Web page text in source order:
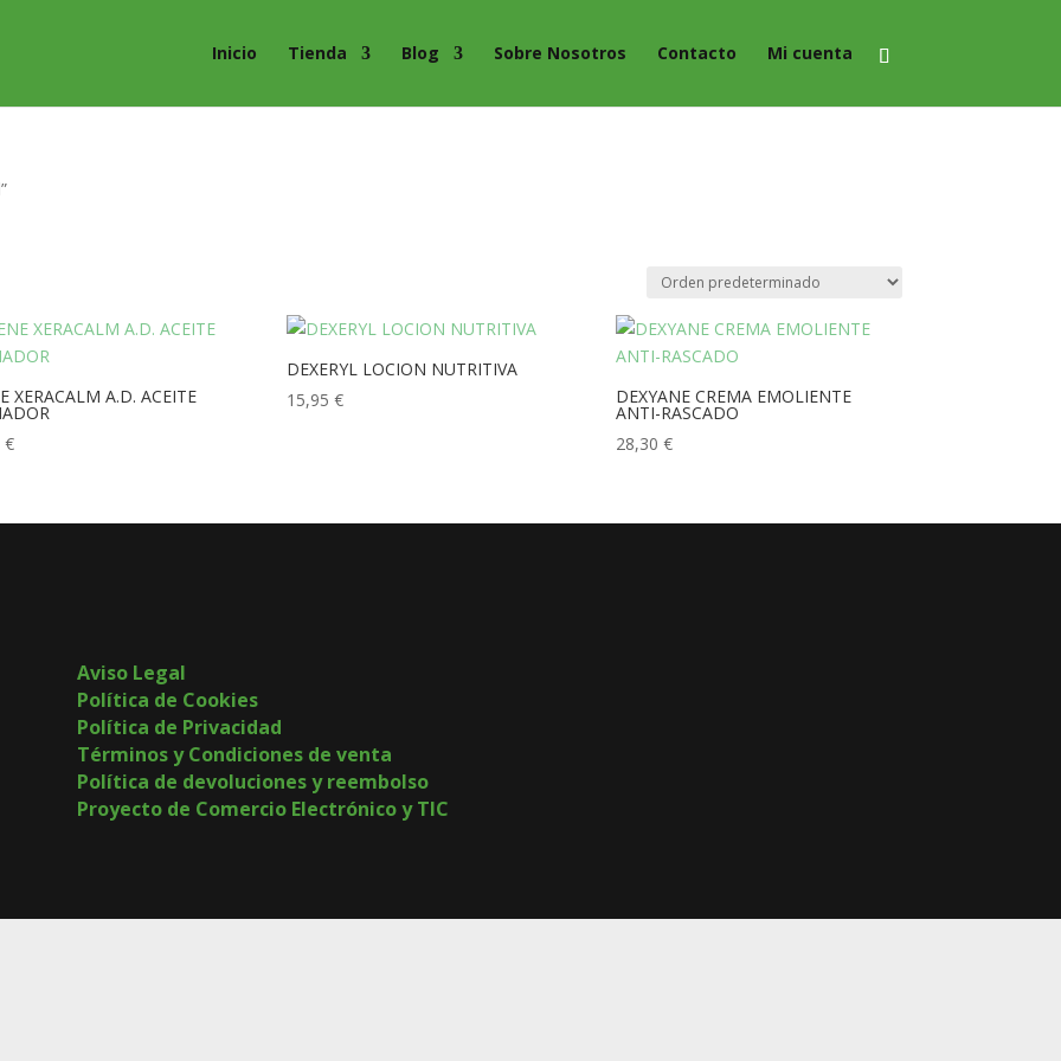
Inicio Tienda Blog Sobre Nosotros Contacto Mi cuenta
XERACALM A.D. ACEITE
€
DEXERYL LOCION NUTRITIVA
15,95€ DEXYANE CREMA EMOLIENTE
ANTI-RASCADO
28,30€
Aviso Legal
Política de Cookies
Política de Privacidad
Términos y Condiciones de venta
Política de devoluciones y reembolso
Proyecto de Comercio Electrónico y TIC